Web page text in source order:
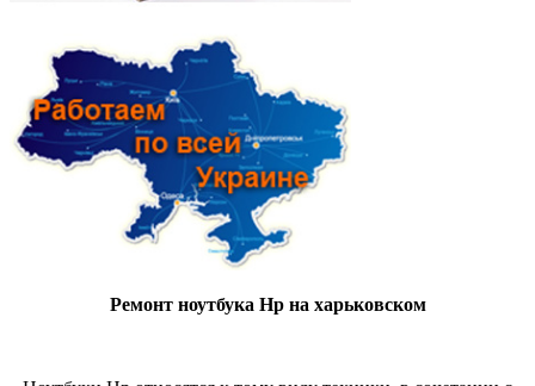
Ремонт ноутбука Hp на харьковском